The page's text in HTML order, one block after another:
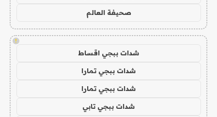
صحيفة العالم
!
شدات ببجي اقساط
شدات ببجي تمارا
شدات ببجي تمارا
شدات ببجي تابي